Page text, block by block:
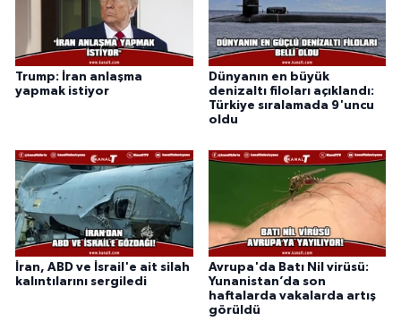
Trump: İran anlaşma
yapmak istiyor
Dünyanın en büyük
denizaltı filoları açıklandı:
Türkiye sıralamada 9'uncu
oldu
İran, ABD ve İsrail'e ait silah
kalıntılarını sergiledi
Avrupa'da Batı Nil virüsü:
Yunanistan’da son
haftalarda vakalarda artış
görüldü